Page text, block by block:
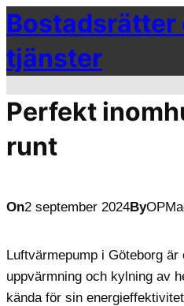
Hoppa
till
innehåll
Bostadsrätter
tjänster
Perfekt
runt
On2 september 2024By
Luftvärmepump i Göteborg
uppvärmning och kylning av
kända för sin